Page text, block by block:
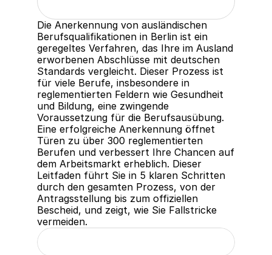
Die Anerkennung von ausländischen
Berufsqualifikationen in Berlin ist ein
geregeltes Verfahren, das Ihre im Ausland
erworbenen Abschlüsse mit deutschen
Standards vergleicht. Dieser Prozess ist
für viele Berufe, insbesondere in
reglementierten Feldern wie Gesundheit
und Bildung, eine zwingende
Voraussetzung für die Berufsausübung.
Eine erfolgreiche Anerkennung öffnet
Türen zu über 300 reglementierten
Berufen und verbessert Ihre Chancen auf
dem Arbeitsmarkt erheblich. Dieser
Leitfaden führt Sie in 5 klaren Schritten
durch den gesamten Prozess, von der
Antragsstellung bis zum offiziellen
Bescheid, und zeigt, wie Sie Fallstricke
vermeiden.